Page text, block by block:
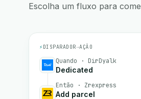
Escolha um fluxo para
⚡ DISPARADOR→AÇÃO
Quando · DirDyalk
Dedicated
Então · Zrexpress
Add parcel